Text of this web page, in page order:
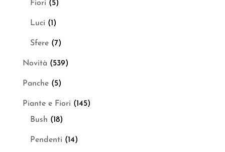
Fiori (5)
Luci (1)
Sfere (7)
Novità (539)
Panche (5)
Piante e Fiori (145)
Bush (18)
Pendenti (14)